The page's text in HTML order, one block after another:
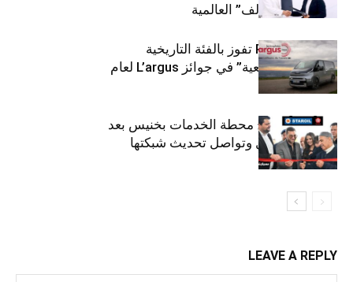
لتوزيع زيوت “إلف” العالمية
كيا PV5 Cargo تفوز بالفئة التاريخية
“للمركبات النفعية” في جوائز L’argus لعام
2026
ستارأويل تفتتح محطة الخدمات بخنيس بعد
تجديدهابالكامل وتواصل تحديث شبكتها
LEAVE A REPLY